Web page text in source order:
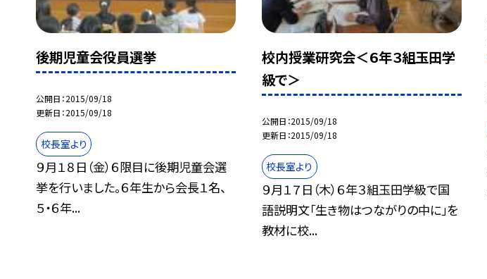
後期児童会役員選挙
公開日 2015/09/18
更新日 2015/09/18
校長室より
９月１８日（金）６限目に後期児童会選
挙を行いました。６年生から会長１名、
５・６年...
校内授業研究会＜６年３組玉田学
級で＞
公開日 2015/09/18
更新日 2015/09/18
校長室より
９月１７日（木）６年３組玉田学級で国
語説明文「生き物はつながりの中に」を
教材に校...